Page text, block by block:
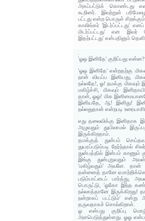
அகப்பட்டுக் கொண்டது
கூறினர். இவற்றுள்
பட்டது என்ற பொருள்
காலிங்கர் 'இடர்ப்பட்டது'
மிடர்ப்பட்டது' என
இதற்பட்டது' என்பதினும்
'ஓஒ இனிதே' குறிப்பது என்ன?
'ஓஒ இனிதே' என்றதற்கு
நான் வியப்ப இனியது,
நல்லதே!, ஓ! நமக்கு
மகிழ்ச்சி, மிகவும்
தான், ஓஓ! மிக
இனியதே, ஆ! இனிது!
நல்லதுதான் என்றபடி
எது தலைவிக்கு இனிதாக
அழுவதும் துயிலாமல்
இருக்கிறதாம்.
தமக்குத் துன்பம்
துயரப்படும்படி நேர்ந்தால்
துன்பத்தில் இன்பம்
இங்கு துன்புறுவதும்
'மகிழ்வதும்' அவளே. தான்
தன்னைத் தானே
படும்பாட்டைப் பார்த்து,
பொருட்டு, 'ஓகோ இந்த
நல்லாத்தானே இருக்கிறது!
நன்றாகப் படட்டும்' என்று
தருவதாகச் சொல்கிறாள்.
ஓ என்பது குறிப்பு
அளபெடுத்துள்ளது. ஓஓ